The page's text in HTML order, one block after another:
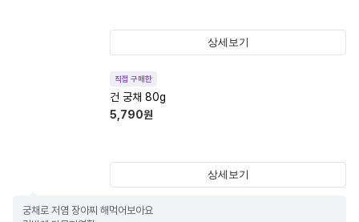
상세보기
직접 구매한
건 궁채 80g
5,790원
상세보기
궁채로 저염 장아찌 해먹어보아요